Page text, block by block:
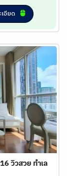
อียด
วิวสวย ทำเล